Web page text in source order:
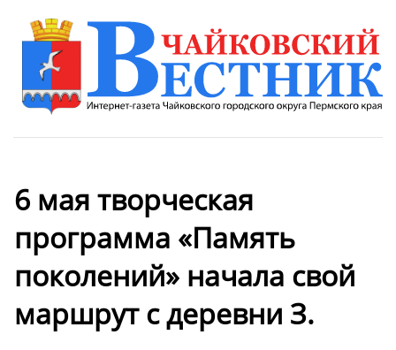
6 мая творческая
программа «Память
поколений» начала свой
маршрут с деревни З.